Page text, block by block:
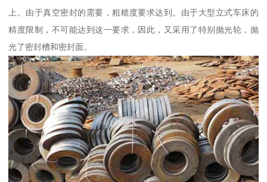
上。由于真空密封的需要，粗糙度要求达到。由于大型立式车床的
精度限制，不可能达到这一要求，因此，又采用了特别抛光轮，抛
光了密封槽和密封面。